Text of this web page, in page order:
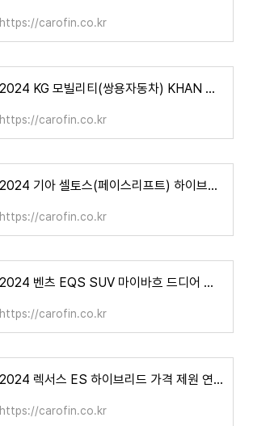
https://carofin.co.kr
2024 KG 모빌리티(쌍용자동차) KHAN 칸 가격 제원 연비(쿨멘 포함)
https://carofin.co.kr
2024 기아 셀토스(페이스리프트) 하이브리드는 나오나? 가격 제원 연비
https://carofin.co.kr
2024 벤츠 EQS SUV 마이바흐 드디어 출시된다, 가격 제원 연비
https://carofin.co.kr
2024 렉서스 ES 하이브리드 가격 제원 연비, 과연 적당한 가격인가?
https://carofin.co.kr